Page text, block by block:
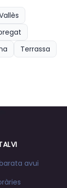
Terrassa
avui